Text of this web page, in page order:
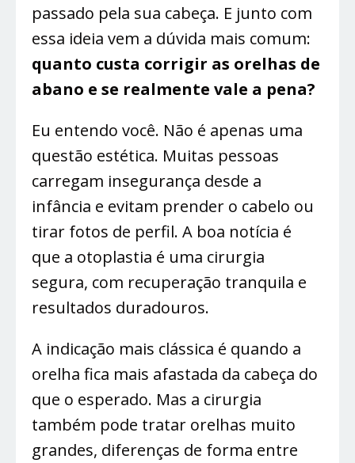
passado pela sua cabeça. E junto com
essa ideia vem a dúvida mais comum:
quanto custa corrigir as orelhas de
abano e se realmente vale a pena?
Eu entendo você. Não é apenas uma
questão estética. Muitas pessoas
carregam insegurança desde a
infância e evitam prender o cabelo ou
tirar fotos de perfil. A boa notícia é
que a otoplastia é uma cirurgia
segura, com recuperação tranquila e
resultados duradouros.
A indicação mais clássica é quando a
orelha fica mais afastada da cabeça do
que o esperado. Mas a cirurgia
também pode tratar orelhas muito
grandes, diferenças de forma entre